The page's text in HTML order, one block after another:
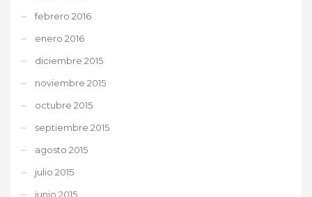
febrero 2016
enero 2016
diciembre 2015
noviembre 2015
octubre 2015
septiembre 2015
agosto 2015
julio 2015
junio 2015